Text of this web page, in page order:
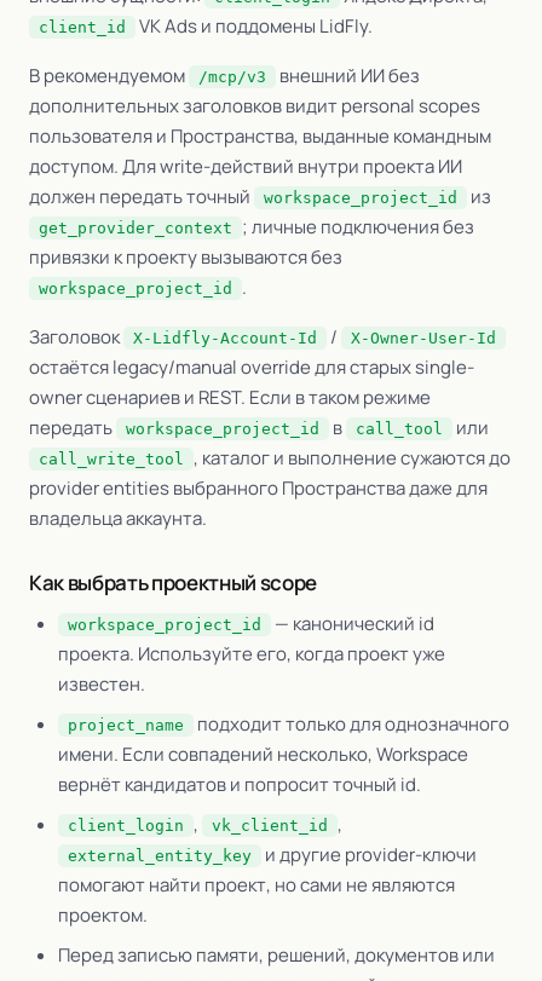
client_id
VK Ads и поддомены LidFly.
В рекомендуемом
/mcp/v3
внешний ИИ без
дополнительных заголовков видит personal scopes
пользователя и Пространства, выданные командным
доступом. Для write-действий внутри проекта ИИ
должен передать точный
workspace_project_id из
get_provider_context
; личные подключения без
привязки к проекту вызываются без
workspace_project_id
.
Заголовок
X-Lidfly-Account-Id / X-Owner-User-Id
остаётся legacy/manual override для старых single-
owner сценариев и REST. Если в таком режиме
передать
workspace_project_id в call_tool или
call_write_tool
, каталог и выполнение сужаются до
provider entities выбранного Пространства даже для
владельца аккаунта.
Как выбрать проектный scope
workspace_project_id
— канонический id
проекта. Используйте его, когда проект уже
известен.
project_name
подходит только для однозначного
имени. Если совпадений несколько, Workspace
вернёт кандидатов и попросит точный id.
client_login , vk_client_id ,
external_entity_key
и другие provider-ключи
помогают найти проект, но сами не являются
проектом.
Перед записью памяти, решений, документов или